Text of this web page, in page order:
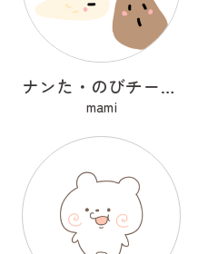
ナンた・のびチー・ショコナン
mami